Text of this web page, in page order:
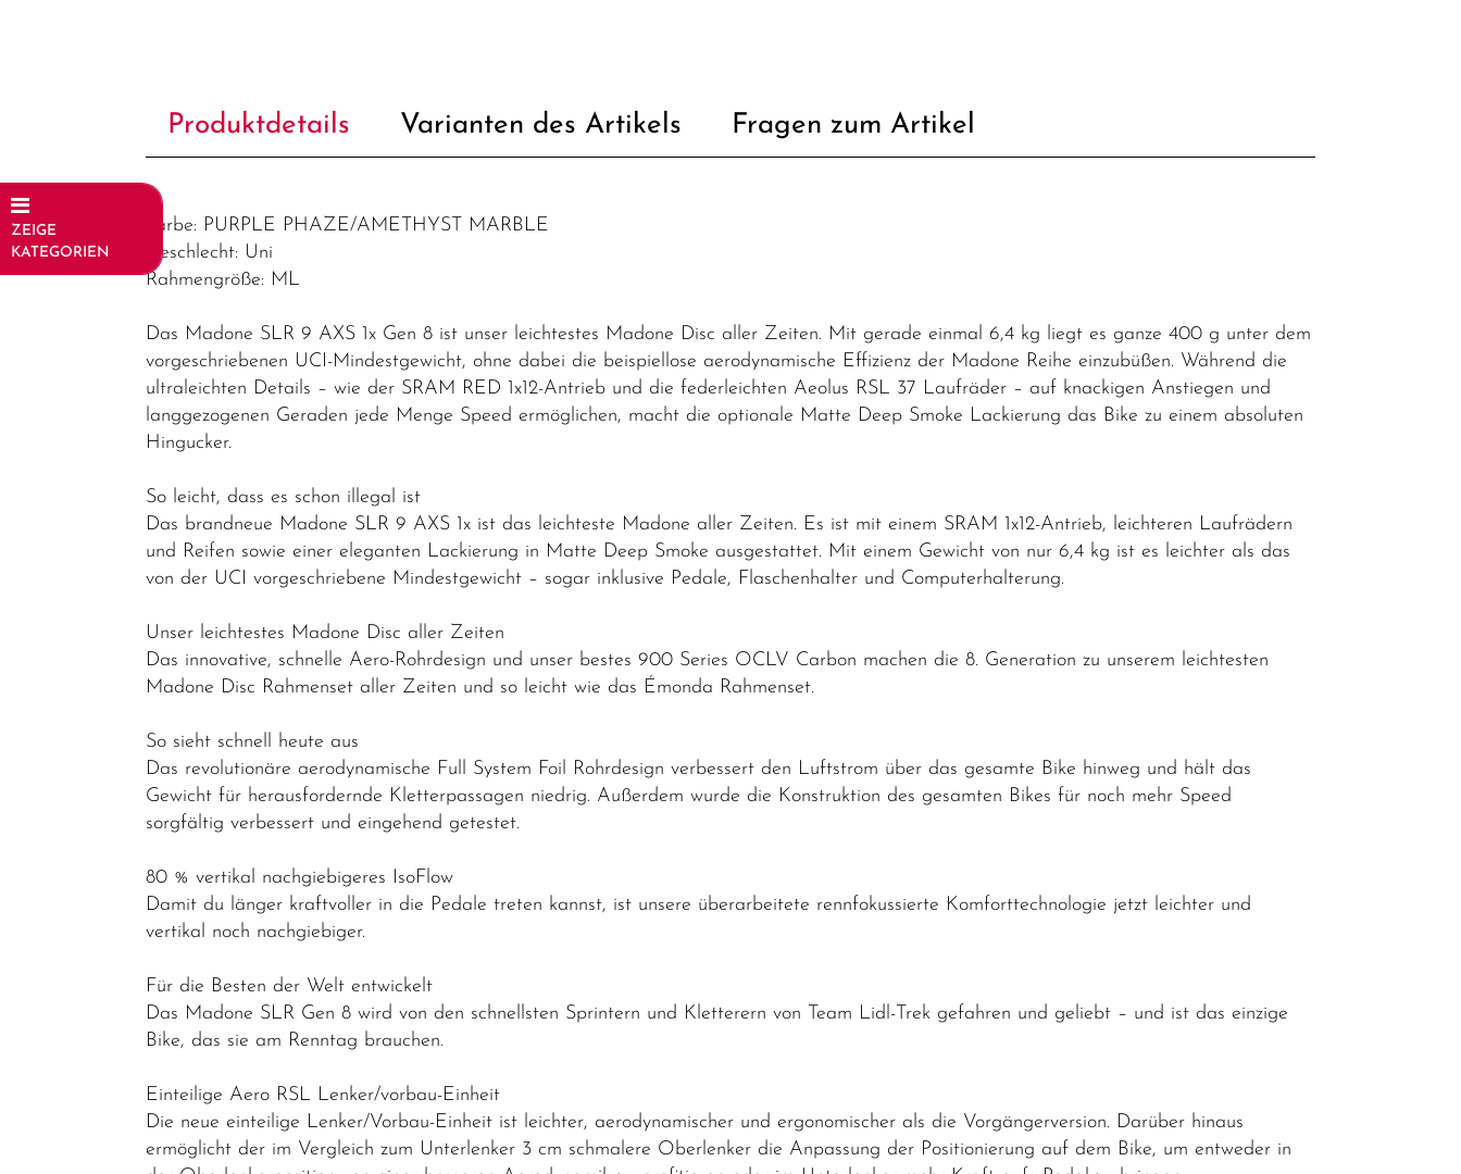
ZEIGE
KATEGORIEN
Elektrofahrräder
Jugendfahrräder
Performance
Mountainbikes
Produktdetails Varianten des Artikels Fragen zum Artikel
Farbe: PURPLE PHAZE/AMETHYST MARBLE
Geschlecht: Uni
Rahmengröße: ML
Das Madone SLR 9 AXS 1x Gen 8 ist unser leichtestes Madone Disc aller Zeiten. Mit gerade einmal 6,4 kg liegt es ganze 400 g unter dem
vorgeschriebenen UCI-Mindestgewicht, ohne dabei die beispiellose aerodynamische Effizienz der Madone Reihe einzubüßen. Während die
ultraleichten Details – wie der SRAM RED 1x12-Antrieb und die federleichten Aeolus RSL 37 Laufräder – auf knackigen Anstiegen und
langgezogenen Geraden jede Menge Speed ermöglichen, macht die optionale Matte Deep Smoke Lackierung das Bike zu einem absoluten
Hingucker.
So leicht, dass es schon illegal ist
Das brandneue Madone SLR 9 AXS 1x ist das leichteste Madone aller Zeiten. Es ist mit einem SRAM 1x12-Antrieb, leichteren Laufrädern
und Reifen sowie einer eleganten Lackierung in Matte Deep Smoke ausgestattet. Mit einem Gewicht von nur 6,4 kg ist es leichter als das
von der UCI vorgeschriebene Mindestgewicht – sogar inklusive Pedale, Flaschenhalter und Computerhalterung.
Unser leichtestes Madone Disc aller Zeiten
Das innovative, schnelle Aero-Rohrdesign und unser bestes 900 Series OCLV Carbon machen die 8. Generation zu unserem leichtesten
Madone Disc Rahmenset aller Zeiten und so leicht wie das Émonda Rahmenset.
So sieht schnell heute aus
Das revolutionäre aerodynamische Full System Foil Rohrdesign verbessert den Luftstrom über das gesamte Bike hinweg und hält das
Gewicht für herausfordernde Kletterpassagen niedrig. Außerdem wurde die Konstruktion des gesamten Bikes für noch mehr Speed
sorgfältig verbessert und eingehend getestet.
80 % vertikal nachgiebigeres IsoFlow
Damit du länger kraftvoller in die Pedale treten kannst, ist unsere überarbeitete rennfokussierte Komforttechnologie jetzt leichter und
vertikal noch nachgiebiger.
Für die Besten der Welt entwickelt
Das Madone SLR Gen 8 wird von den schnellsten Sprintern und Kletterern von Team Lidl-Trek gefahren und geliebt – und ist das einzige
Bike, das sie am Renntag brauchen.
Einteilige Aero RSL Lenker/vorbau-Einheit
Die neue einteilige Lenker/Vorbau-Einheit ist leichter, aerodynamischer und ergonomischer als die Vorgängerversion. Darüber hinaus
ermöglicht der im Vergleich zum Unterlenker 3 cm schmalere Oberlenker die Anpassung der Positionierung auf dem Bike, um entweder in